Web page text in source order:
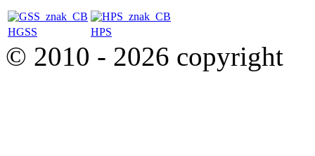
HGSS HPS
© 2010 - 2026 copyright